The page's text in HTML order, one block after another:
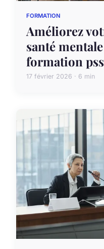
FORMATION
Améliorez
santé
formation
17 février 2026 · 6 min